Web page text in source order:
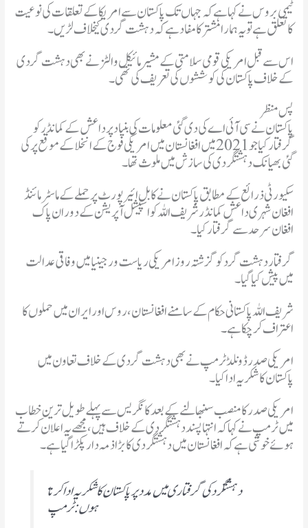
ٹیمی بروس نے کہا ہے کہ جہاں تک پاکستان سے امریکا کے تعلقات کی نوعیت
کا تعلق ہے تو یہ ہمارا مشترکا مفاد ہے کہ دہشت گردی کیخلاف لڑیں۔
اس سے قبل امریکی قومی سلامتی کے مشیر مائیکل والٹز نے بھی دہشت گردی
کے خلاف پاکستان کی کوششوں کی تعریف کی تھی۔
پس منظر
پاکستان نے سی آئی اے کی دی گئی معلومات کی بنیاد پر داعش کےکمانڈر کو
گرفتار کیا جو 2021 میں افغانستان میں امریکی فوج کے انخلا کے موقع پر کی
گئی بھیانک دہشتگردی کی سازش میں ملوث تھا۔
سکیورٹی ذرائع کے مطابق پاکستان نے کابل ائیرپورٹ پر حملے کے ماسٹر مائنڈ
افغان شہری داعش کمانڈر شریف اللہ کو اسپیشل آپریشن کے دوران پاک
افغان سرحد سے گرفتار کیا۔
شریف اللہ پاکستانی حکام کے سامنے افغانستان ، روس اور ایران میں حملوں کا
اعتراف کر چکا ہے۔
امریکی صدر ڈونلڈ ٹرمپ نے بھی دہشت گردی کے خلاف تعاون میں
پاکستان کا شکریہ ادا کیا۔
امریکی صدر کا منصب سنبھالنے کے بعد کانگریس سے پہلے طویل ترین خطاب
میں ٹرمپ نے کہا کہ انتہاپسند دہشتگردی کے خلاف ہیں، مجھے یہ اعلان کرتے
ہوئے خوشی ہےکہ افغانستان میں دہشتگردی کا بڑا ذمہ دارپکڑاگیا ہے۔
ہوں: ٹرمپ